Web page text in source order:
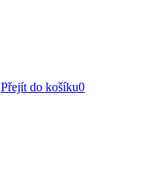
Přejít do košíku0